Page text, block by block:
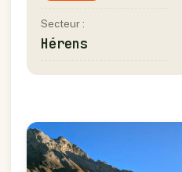
Secteur :
Hérens